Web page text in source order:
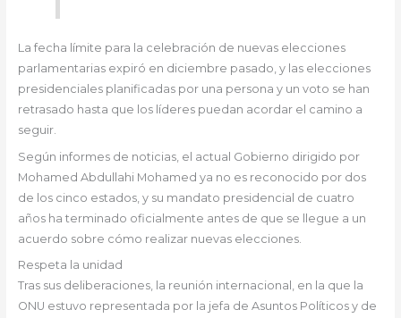
La fecha límite para la celebración de nuevas elecciones
parlamentarias expiró en diciembre pasado, y las elecciones
presidenciales planificadas por una persona y un voto se han
retrasado hasta que los líderes puedan acordar el camino a
seguir.
Según informes de noticias, el actual Gobierno dirigido por
Mohamed Abdullahi Mohamed ya no es reconocido por dos
de los cinco estados, y su mandato presidencial de cuatro
años ha terminado oficialmente antes de que se llegue a un
acuerdo sobre cómo realizar nuevas elecciones.
Respeta la unidad
Tras sus deliberaciones, la reunión internacional, en la que la
ONU estuvo representada por la jefa de Asuntos Políticos y de